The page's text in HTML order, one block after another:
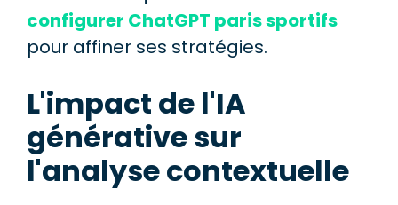
configurer ChatGPT paris sportifs
pour affiner ses stratégies.
L'impact de l'IA
générative sur
l'analyse contextuelle